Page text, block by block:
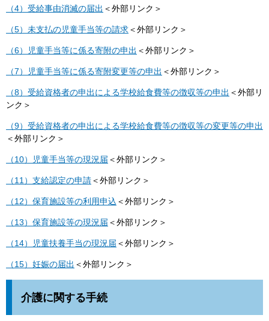
（4）受給事由消滅の届出 ＜外部リンク＞
（5）未支払の児童手当等の請求＜外部リンク＞
（6）児童手当等に係る寄附の申出 ＜外部リンク＞
（7）児童手当等に係る寄附変更等の申出 ＜外部リンク＞
（8）受給資格者の申出による学校給食費等の徴収等の申出 ＜外部リ
ンク＞
（9）受給資格者の申出による学校給食費等の徴収等の変更等の申出
＜外部リンク＞
（10）児童手当等の現況届 ＜外部リンク＞
（11）支給認定の申請＜外部リンク＞
（12）保育施設等の利用申込 ＜外部リンク＞
（13）保育施設等の現況届 ＜外部リンク＞
（14）児童扶養手当の現況届 ＜外部リンク＞
（15）妊娠の届出 ＜外部リンク＞
介護に関する手続